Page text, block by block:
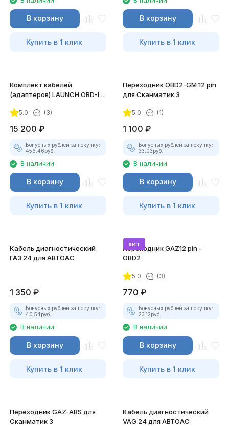
В корзину
Купить в 1 клик
В корзину
Купить в 1 клик
Комплект кабелей
(адаптеров) LAUNCH OBD-I
12 шт
5.0 (3)
15 200 ₽
Бонусных рублей за покупку:
456.46руб.
В наличии
В корзину
Купить в 1 клик
Переходник OBD2-GM 12 pin
для Сканматик 3
5.0 (1)
1 100 ₽
Бонусных рублей за покупку:
33.03руб.
В наличии
В корзину
Купить в 1 клик
Кабель диагностический
ГАЗ 24 для АВТОАС
1 350 ₽
Бонусных рублей за покупку:
40.54руб.
В наличии
В корзину
Купить в 1 клик
хит
Переходник GAZ12 pin -
OBD2
5.0 (3)
770 ₽
Бонусных рублей за покупку:
23.12руб.
В наличии
В корзину
Купить в 1 клик
Переходник GAZ-ABS для
Сканматик 3
Кабель диагностический
VAG 24 для АВТОАС